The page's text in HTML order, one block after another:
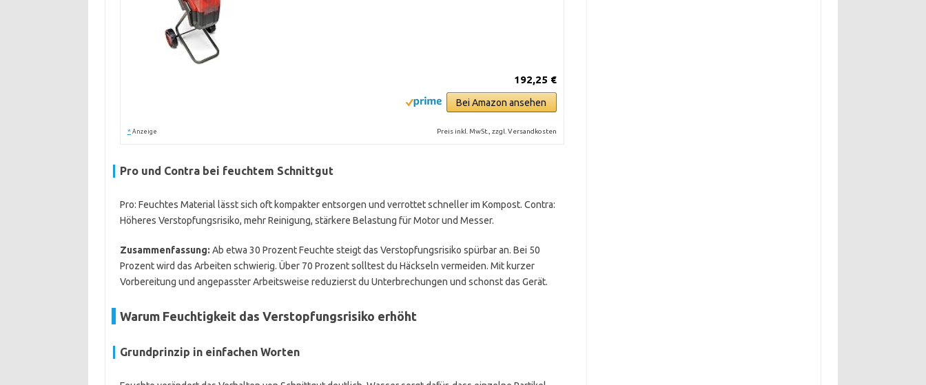
192,25 €
Bei Amazon ansehen
* Anzeige Preis inkl. MwSt., zzgl. Versandkosten
Pro und Contra bei feuchtem Schnittgut
Pro: Feuchtes Material lässt sich oft kompakter entsorgen und verrottet schneller im Kompost. Contra:
Höheres Verstopfungsrisiko, mehr Reinigung, stärkere Belastung für Motor und Messer.
Zusammenfassung: Ab etwa 30 Prozent Feuchte steigt das Verstopfungsrisiko spürbar an. Bei 50
Prozent wird das Arbeiten schwierig. Über 70 Prozent solltest du Häckseln vermeiden. Mit kurzer
Vorbereitung und angepasster Arbeitsweise reduzierst du Unterbrechungen und schonst das Gerät.
Warum Feuchtigkeit das Verstopfungsrisiko erhöht
Grundprinzip in einfachen Worten